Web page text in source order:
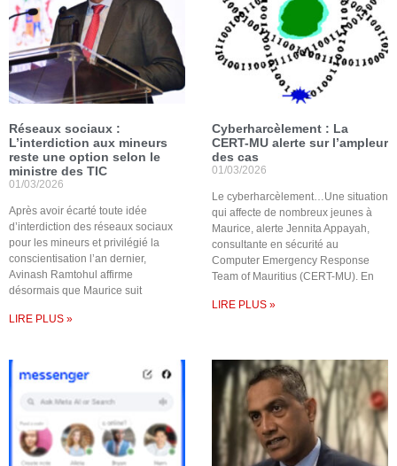
Réseaux sociaux :
L’interdiction aux mineurs
reste une option selon le
ministre des TIC
01/03/2026
Après avoir écarté toute idée
d’interdiction des réseaux sociaux
pour les mineurs et privilégié la
conscientisation l’an dernier,
Avinash Ramtohul affirme
désormais que Maurice suit
LIRE PLUS »
Cyberharcèlement : La
CERT-MU alerte sur l’ampleur
des cas
01/03/2026
Le cyberharcèlement…Une situation
qui affecte de nombreux jeunes à
Maurice, alerte Jennita Appayah,
consultante en sécurité au
Computer Emergency Response
Team of Mauritius (CERT-MU). En
LIRE PLUS »